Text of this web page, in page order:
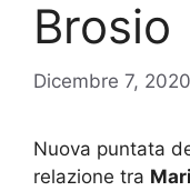
Brosio
Dicembre 7, 2020
Nuova puntata
relazione tra